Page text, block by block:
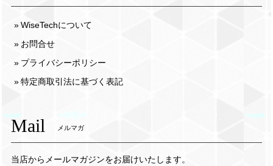
WiseTechについて
お問合せ
プライバシーポリシー
特定商取引法に基づく表記
Mail メルマガ
当店からメールマガジンをお届けいたします。